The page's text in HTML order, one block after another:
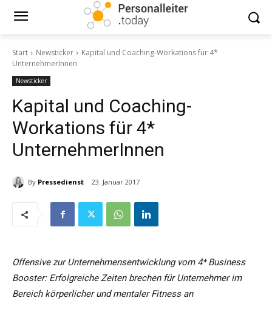
Start Newsticker
Kapital und Coaching-Workations für 4*
UnternehmerInnen
Newsticker
Kapital und Coaching-
Workations für 4*
UnternehmerInnen
By Pressedienst 23. Januar 2017
Offensive zur Unternehmensentwicklung vom 4* Business
Booster: Erfolgreiche Zeiten brechen für Unternehmer im
Bereich körperlicher und mentaler Fitness an